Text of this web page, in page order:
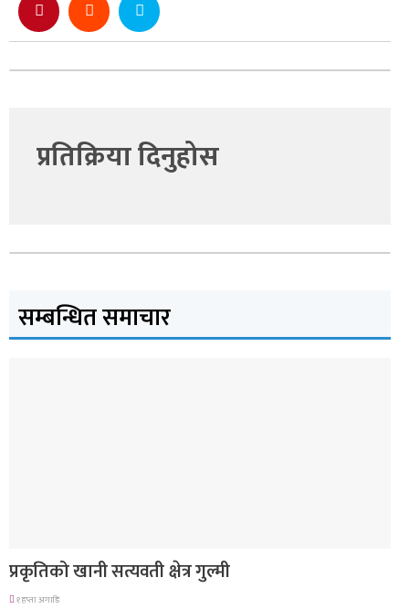
प्रतिक्रिया दिनुहोस
सम्बन्धित समाचार
प्रकृतिको खानी सत्यवती क्षेत्र गुल्मी
१ हप्ता अगाडि